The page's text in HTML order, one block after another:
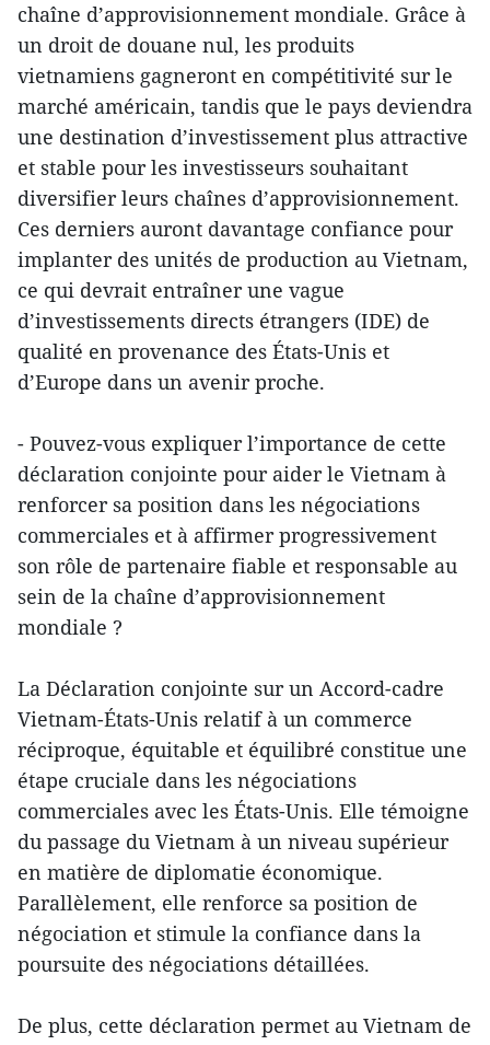
chaîne d’approvisionnement mondiale. Grâce à
un droit de douane nul, les produits
vietnamiens gagneront en compétitivité sur le
marché américain, tandis que le pays deviendra
une destination d’investissement plus attractive
et stable pour les investisseurs souhaitant
diversifier leurs chaînes d’approvisionnement.
Ces derniers auront davantage confiance pour
implanter des unités de production au Vietnam,
ce qui devrait entraîner une vague
d’investissements directs étrangers (IDE) de
qualité en provenance des États-Unis et
d’Europe dans un avenir proche.
- Pouvez-vous expliquer l’importance de cette
déclaration conjointe pour aider le Vietnam à
renforcer sa position dans les négociations
commerciales et à affirmer progressivement
son rôle de partenaire fiable et responsable au
sein de la chaîne d’approvisionnement
mondiale ?
La Déclaration conjointe sur un Accord-cadre
Vietnam-États-Unis relatif à un commerce
réciproque, équitable et équilibré constitue une
étape cruciale dans les négociations
commerciales avec les États-Unis. Elle témoigne
du passage du Vietnam à un niveau supérieur
en matière de diplomatie économique.
Parallèlement, elle renforce sa position de
négociation et stimule la confiance dans la
poursuite des négociations détaillées.
De plus, cette déclaration permet au Vietnam de